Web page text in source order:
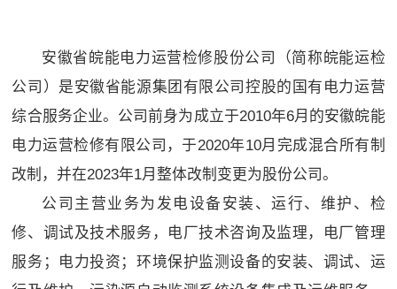
安徽省皖能电力运营检修股份公司（简称皖能运检
公司）是安徽省能源集团有限公司控股的国有电力运营
综合服务企业。公司前身为成立于2010年6月的安徽皖能
电力运营检修有限公司，于2020年10月完成混合所有制
改制，并在2023年1月整体改制变更为股份公司。
公司主营业务为发电设备安装、运行、维护、检
修、调试及技术服务，电厂技术咨询及监理，电厂管理
服务；电力投资；环境保护监测设备的安装、调试、运